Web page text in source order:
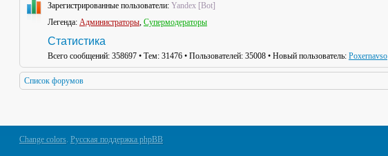
Зарегистрированные пользователи: Yandex [Bot]
Легенда: Администраторы, Супермодераторы
Статистика
Всего сообщений: 358697 • Тем: 31476 • Пользователей: 35008 • Новый пользователь: Poxernavso
Список форумов
Change colors. Русская поддержка phpBB